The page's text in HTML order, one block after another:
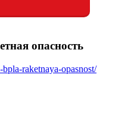
опасность
raketnaya-opasnost/